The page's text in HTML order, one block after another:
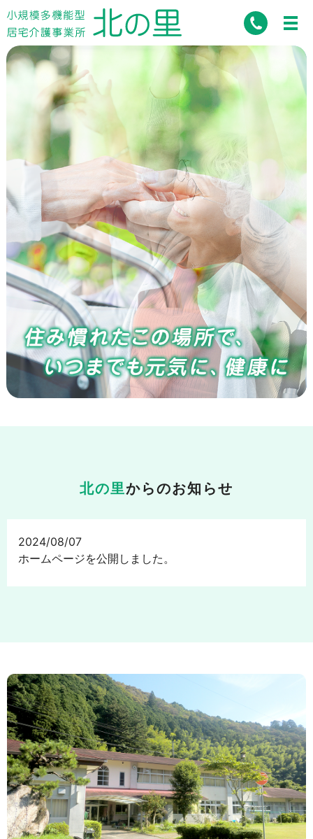
北の里からのお知らせ
2024/08/07
ホームページを公開しました。